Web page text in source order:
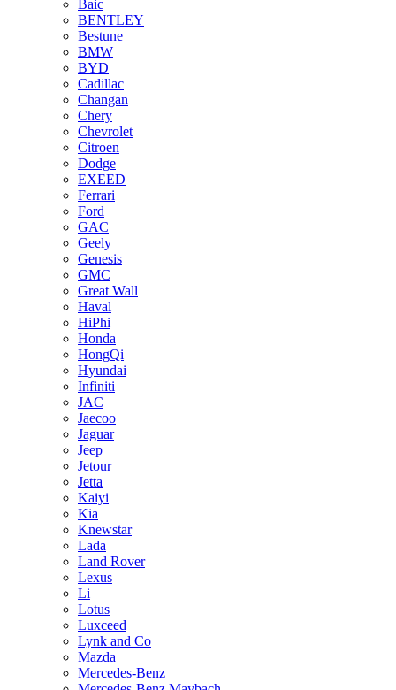
Baic
BENTLEY
Bestune
BMW
BYD
Cadillac
Changan
Chery
Chevrolet
Citroen
Dodge
EXEED
Ferrari
Ford
GAC
Geely
Genesis
GMC
Great Wall
Haval
HiPhi
Honda
HongQi
Hyundai
Infiniti
JAC
Jaecoo
Jaguar
Jeep
Jetour
Jetta
Kaiyi
Kia
Knewstar
Lada
Land Rover
Lexus
Li
Lotus
Luxceed
Lynk and Co
Mazda
Mercedes-Benz